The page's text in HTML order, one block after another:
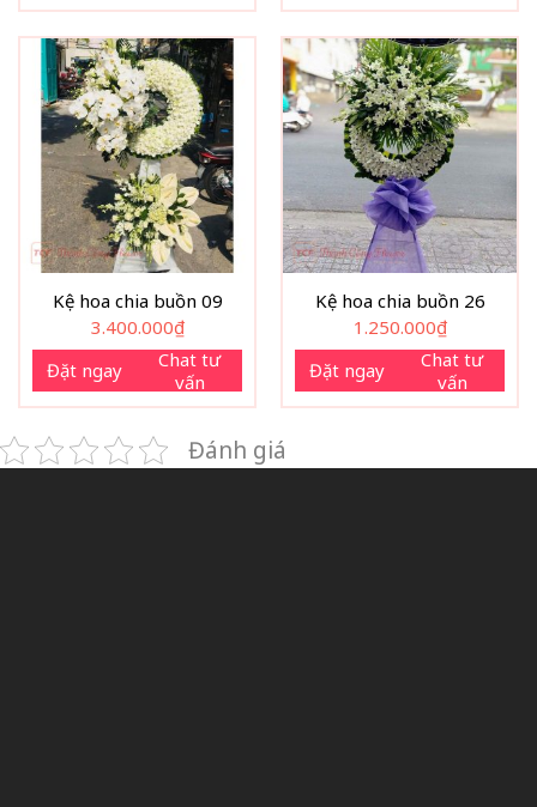
Kệ hoa chia buồn 09
3.400.000₫
Đặt ngay
Chat tư
vấn
Kệ hoa chia buồn 26
1.250.000₫
Đặt ngay
Chat tư
vấn
Đánh giá